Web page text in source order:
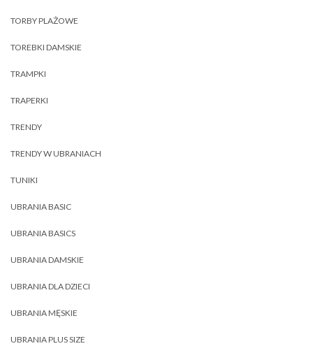
TORBY PLAŻOWE
TOREBKI DAMSKIE
TRAMPKI
TRAPERKI
TRENDY
TRENDY W UBRANIACH
TUNIKI
UBRANIA BASIC
UBRANIA BASICS
UBRANIA DAMSKIE
UBRANIA DLA DZIECI
UBRANIA MĘSKIE
UBRANIA PLUS SIZE